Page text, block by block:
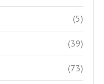
(5)
(39)
(73)